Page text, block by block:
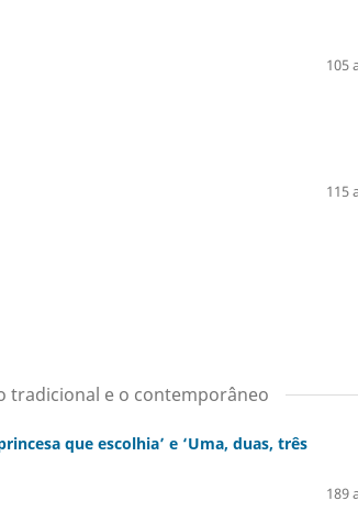
105
115
tradicional e o contemporâneo
que escolhia’ e ‘Uma, duas, três
189